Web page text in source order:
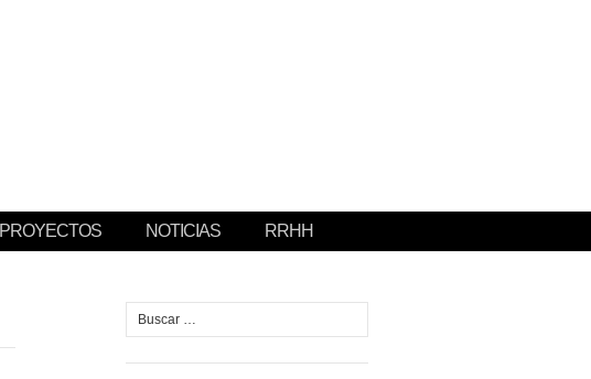
RRHH
NOTICIAS
PROYECTOS
Buscar: